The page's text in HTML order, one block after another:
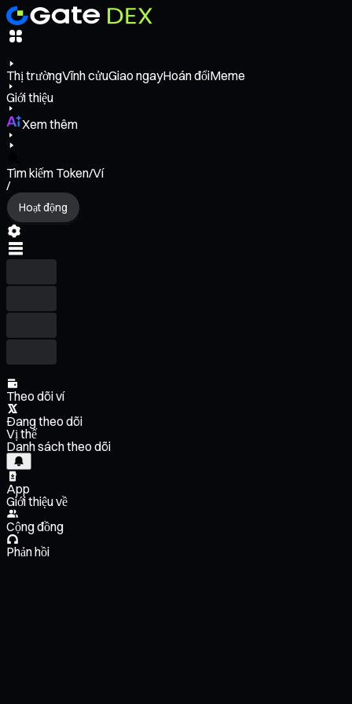
Thị trườngVĩnh cửuGiao ngayHoán đổiMeme
Giới thiệu
Xem thêm
Tìm kiếm Token/Ví
/
Hoạt động
Theo dõi ví
Đang theo dõi
Vị thế
Danh sách theo dõi
App
Giới thiệu về
Cộng đồng
Phản hồi